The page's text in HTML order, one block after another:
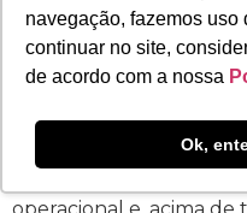
navegação, fazemos uso
continuar no site,
de acordo com a nossa
Ok,
competitivo, as
de manter uma
mais alto. Diante desse
inteligente é buscar o
Estar em um Hub de
não é apenas uma
de carreira que traz
operacional e, acima